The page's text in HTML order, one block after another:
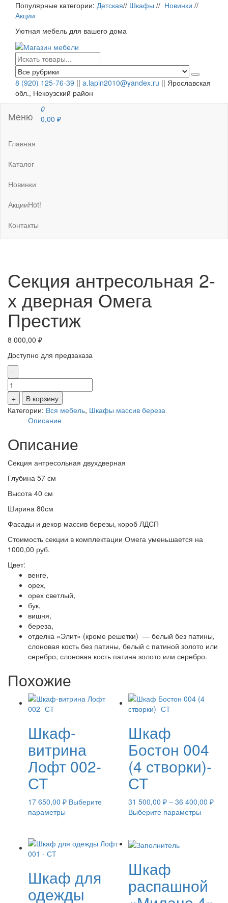
ПерейтиПопулярные категории: Детская// Шкафы // Новинки //
Акции
Уютная мебель для вашего дома
Магазин мебели
Мебель для вашего дома
8 (920) 125-76-39 || a.lapin2010@yandex.ru || Ярославская
обл., Некоузский район
Меню
0
0,00 ₽
Главная
Каталог
Новинки
АкцииHot!
Контакты
Секция антресольная 2-
х дверная Омега
Престиж
8 000,00 ₽
Доступно для предзаказа
-
Количество
товара
Секция
антресольная
дверная
Престиж
+
В корзину
Категории: Вся мебель, Шкафы массив береза
Описание
Описание
Секция антресольная двухдверная
Глубина 57 см
Высота 40 см
Ширина 80см
Фасады и декор массив березы, короб ЛДСП
Стоимость секции в комплектации Омега уменьшается на
1000,00 руб.
Цвет:
венге,
орех,
орех светлый,
бук,
вишня,
береза,
отделка «Элит» (кроме решетки) — белый без патины,
слоновая кость без патины, белый с патиной золото или
серебро, слоновая кость патина золото или серебро.
Похожие
Шкаф-
витрина
Лофт 002-
СТ
17 650,00 ₽ Выберите
параметры
несколько
выбрать
на
Шкаф
Бостон 004
(4 створки)-
СТ
31 500,00 ₽ – 36 400,00 ₽
Выберите параметрыЭтот
выбрать
на
Шкаф для
одежды
Шкаф
распашной